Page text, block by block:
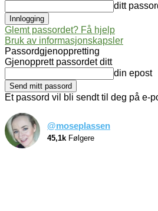
ditt
Glemt passordet? Få hjelp
Bruk av informasjonskapsler
Passordgjenoppretting
Gjenopprett passordet ditt
din epost
Et passord vil bli sendt til deg på e-
@moseplassen
45,1k Følgere